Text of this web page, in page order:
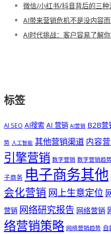
微信/小红书/抖音背后的三种
AI带来营销危机不是没内容
AI时代挑战：客户容易了解
标签
AI SEO AI搜索 AI 营销 AI营销 B2B营
势 人工智能 其他营销渠道 内容
引擎营销 数字营销 数字营销趋
子商务 电子商务其他
会化营销 网上生意定位
营销 网络研究报告 网络营销
络营销策略 网络营销趋势